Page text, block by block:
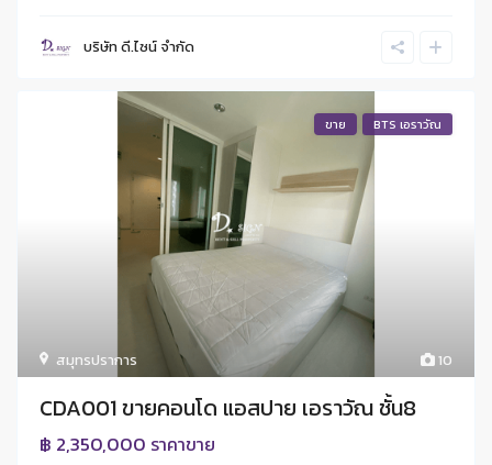
บริษัท ดี.ไซน์ จํากัด
10
สมุทรปราการ
ขาย BTS เอราวัณ
CDA001 ขายคอนโด แอสปาย เอราวัณ ชั้น8
฿ 2,350,000 ราคาขาย